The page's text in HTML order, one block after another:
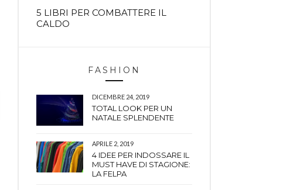
5 LIBRI PER COMBATTERE IL
CALDO
FASHION
DICEMBRE 24, 2019
TOTAL LOOK PER UN
NATALE SPLENDENTE
APRILE 2, 2019
4 IDEE PER INDOSSARE IL
MUST HAVE DI STAGIONE:
LA FELPA